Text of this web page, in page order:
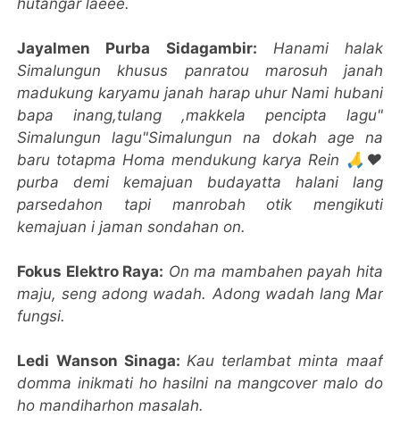
Jayalmen Purba Sidagambir: Hanami halak
Simalungun khusus panratou marosuh janah
madukung karyamu janah harap uhur Nami hubani
bapa inang,tulang ,makkela pencipta lagu"
Simalungun lagu"Simalungun na dokah age na
baru totapma Homa mendukung karya Rein 🙏❤️
purba demi kemajuan budayatta halani lang
parsedahon tapi manrobah otik mengikuti
kemajuan i jaman sondahan on.
Fokus Elektro Raya: On ma mambahen payah hita
maju, seng adong wadah. Adong wadah lang Mar
fungsi.
Ledi Wanson Sinaga: Kau terlambat minta maaf
domma inikmati ho hasilni na mangcover malo do
ho mandiharhon masalah.